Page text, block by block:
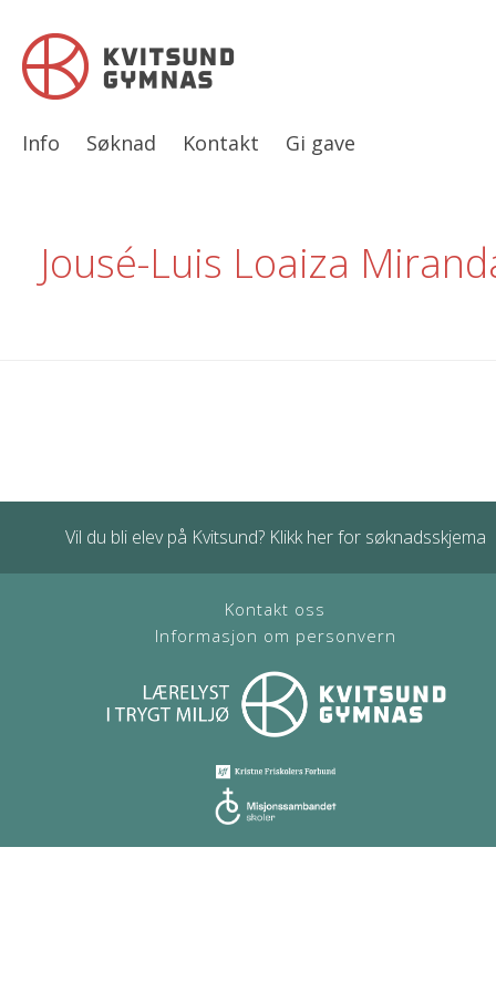
Info Søknad Kontakt Gi gave
Jousé-Luis Loaiza
Vil du bli elev på Kvitsund? Klikk her for søknadsskjema
Kontakt oss
Informasjon om personvern